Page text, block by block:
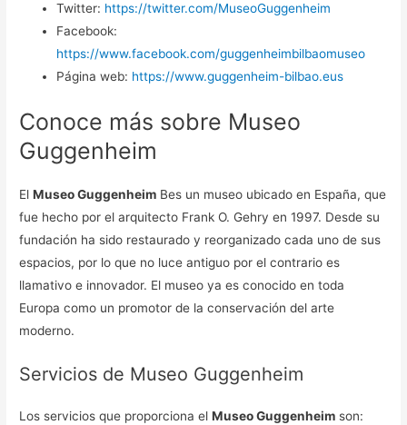
Twitter: https://twitter.com/MuseoGuggenheim
Facebook:
https://www.facebook.com/guggenheimbilbaomuseo
Página web: https://www.guggenheim-bilbao.eus
Conoce más sobre Museo
Guggenheim
ElMuseo Guggenheim Bes un museo ubicado en España, que
fue hecho por el arquitecto Frank O. Gehry en 1997. Desde su
fundación ha sido restaurado y reorganizado cada uno de sus
espacios, por lo que no luce antiguo por el contrario es
llamativo e innovador. El museo ya es conocido en toda
Europa como un promotor de la conservación del arte
moderno.
Servicios de Museo Guggenheim
Los servicios que proporciona elMuseo Guggenheim son: